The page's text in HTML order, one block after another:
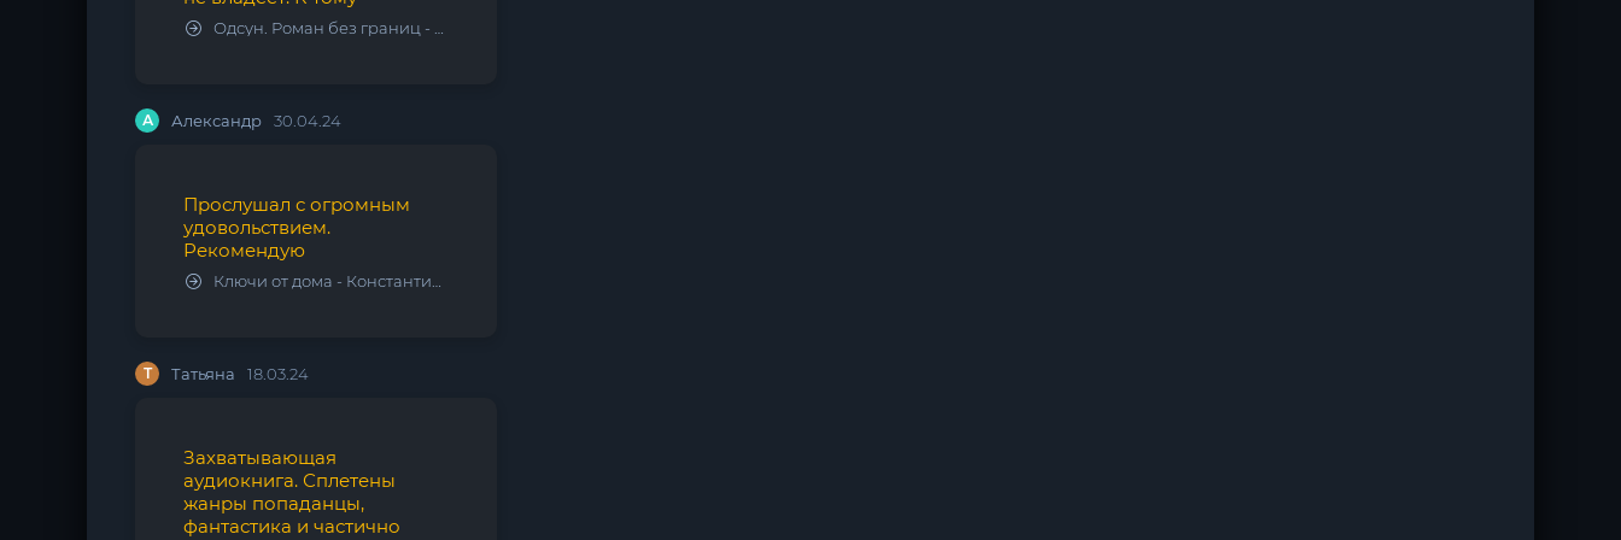
Одсун. Роман без границ - Алексей Варламов
А Александр 30.04.24
Прослушал с огромным
удовольствием.
Рекомендую
Ключи от дома - Константин Калбазов
Т Татьяна 18.03.24
Захватывающая
аудиокнига. Сплетены
жанры попаданцы,
фантастика и частично